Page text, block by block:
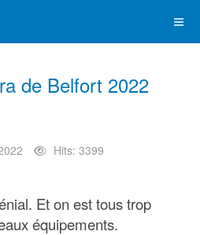
de Belfort 2022
Hits: 3399
Et on est tous trop
équipements.